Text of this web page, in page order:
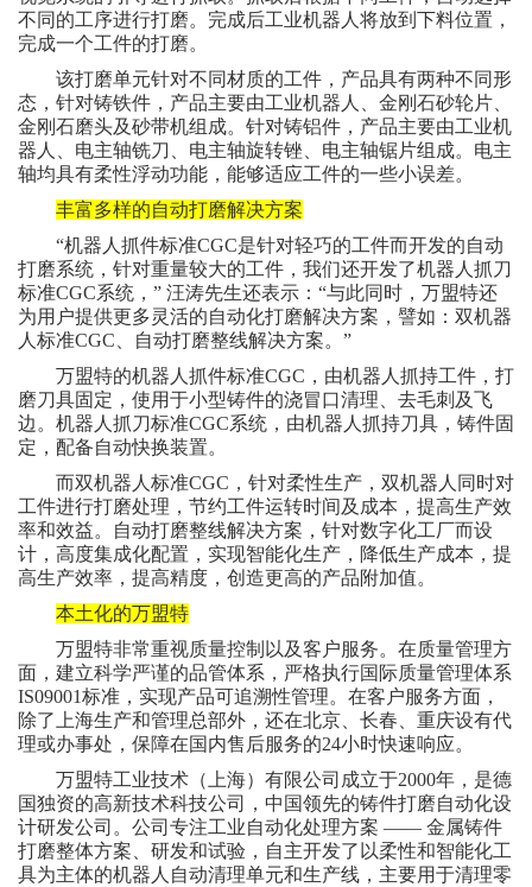
不同的工序进行打磨。完成后工业机器人将放到下料位置，
完成一个工件的打磨。
该打磨单元针对不同材质的工件，产品具有两种不同形
态，针对铸铁件，产品主要由工业机器人、金刚石砂轮片、
金刚石磨头及砂带机组成。针对铸铝件，产品主要由工业机
器人、电主轴铣刀、电主轴旋转锉、电主轴锯片组成。电主
轴均具有柔性浮动功能，能够适应工件的一些小误差。
丰富多样的自动打磨解决方案
“机器人抓件标准CGC是针对轻巧的工件而开发的自动
打磨系统，针对重量较大的工件，我们还开发了机器人抓刀
标准CGC系统，” 汪涛先生还表示：“与此同时，万盟特还
为用户提供更多灵活的自动化打磨解决方案，譬如：双机器
人标准CGC、自动打磨整线解决方案。”
万盟特的机器人抓件标准CGC，由机器人抓持工件，打
磨刀具固定，使用于小型铸件的浇冒口清理、去毛刺及飞
边。机器人抓刀标准CGC系统，由机器人抓持刀具，铸件固
定，配备自动快换装置。
而双机器人标准CGC，针对柔性生产，双机器人同时对
工件进行打磨处理，节约工件运转时间及成本，提高生产效
率和效益。自动打磨整线解决方案，针对数字化工厂而设
计，高度集成化配置，实现智能化生产，降低生产成本，提
高生产效率，提高精度，创造更高的产品附加值。
本土化的万盟特
万盟特非常重视质量控制以及客户服务。在质量管理方
面，建立科学严谨的品管体系，严格执行国际质量管理体系
IS09001标准，实现产品可追溯性管理。在客户服务方面，
除了上海生产和管理总部外，还在北京、长春、重庆设有代
理或办事处，保障在国内售后服务的24小时快速响应。
万盟特工业技术（上海）有限公司成立于2000年，是德
国独资的高新技术科技公司，中国领先的铸件打磨自动化设
计研发公司。公司专注工业自动化处理方案 —— 金属铸件
打磨整体方案、研发和试验，自主开发了以柔性和智能化工
具为主体的机器人自动清理单元和生产线，主要用于清理零